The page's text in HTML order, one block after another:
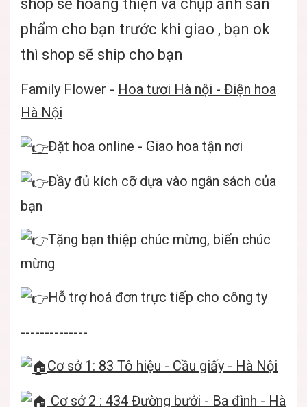
shop sẽ hoàng thiện và chụp ảnh sản
phẩm cho bạn trước khi giao , bạn ok
thì shop sẽ ship cho bạn
Family Flower - Hoa tươi Hà nội - Điện hoa
Hà Nội
Đặt hoa online - Giao hoa tận nơi
Đầy đủ kích cỡ dựa vào ngân sách của
bạn
Tặng bạn thiệp chúc mừng, biển chúc
mừng
Hỗ trợ hoá đơn trực tiếp cho công ty
--------------
Cơ sở 1: 83 Tô hiệu - Cầu giấy - Hà Nội
Cơ sở 2 : 434 Đường bưởi - Ba đình - Hà